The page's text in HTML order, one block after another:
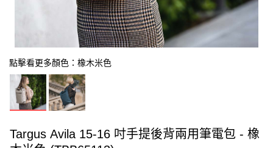
點擊看更多顏色：橡木米色
Targus Avila 15-16 吋手提後背兩用筆電包 - 橡